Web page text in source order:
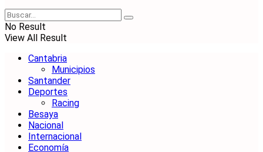
No Result
View All Result
Cantabria
Municipios
Santander
Deportes
Racing
Besaya
Nacional
Internacional
Economía